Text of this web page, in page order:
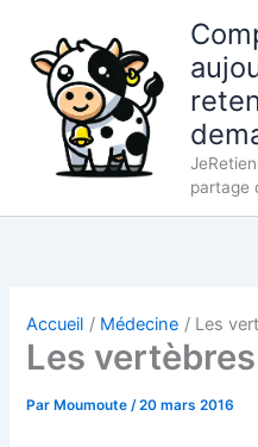
contenu
partage
Accueil Médecine Les
Les
Par Moumoute/20 mars 2016